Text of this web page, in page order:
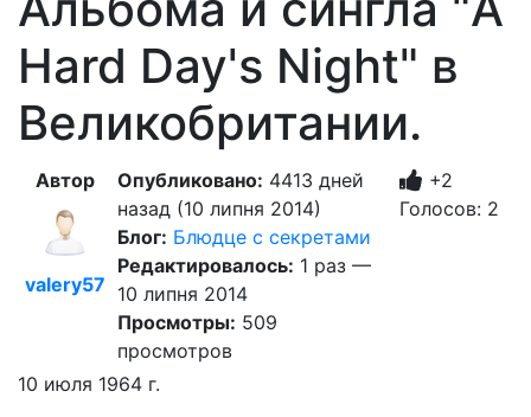
Hard Day's Night" в
Великобритании.
Автор
valery57
Опубликовано: 4413 дней
назад (10 липня 2014)
Блог: Блюдце с секретами
Редактировалось: 1 раз —
10 липня 2014
Просмотры: 509
просмотров
+2
Голосов: 2
10 июля 1964 г.